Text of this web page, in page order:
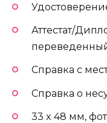
Аттестат/
Справка с
Справка о
33 x 48 мм,